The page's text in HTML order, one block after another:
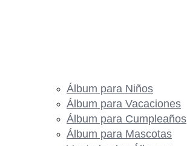
Álbum para Niños
Álbum para Vacaciones
Álbum para Cumpleaños
Álbum para Mascotas